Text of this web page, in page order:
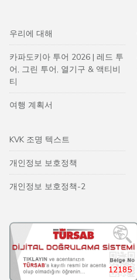
우리에 대해
카파도키아 투어 2026 | 레드 투
어, 그린 투어, 열기구 & 액티비
티
여행 계획서
KVK 조명 텍스트
개인정보 보호정책
개인정보 보호정책-2
12185